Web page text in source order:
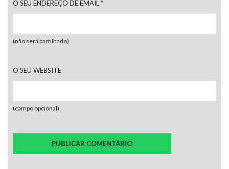
O SEU ENDEREÇO DE EMAIL *
(não será partilhado)
O SEU WEBSITE
(campo opcional)